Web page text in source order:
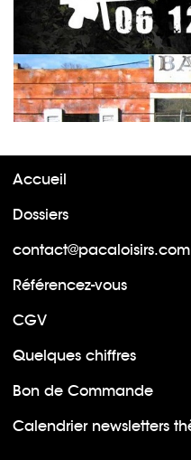
Accueil
Dossiers
contact@pacaloisirs.com
Référencez-vous
CGV
Quelques chiffres
Bon de Commande
Calendrier newsletters